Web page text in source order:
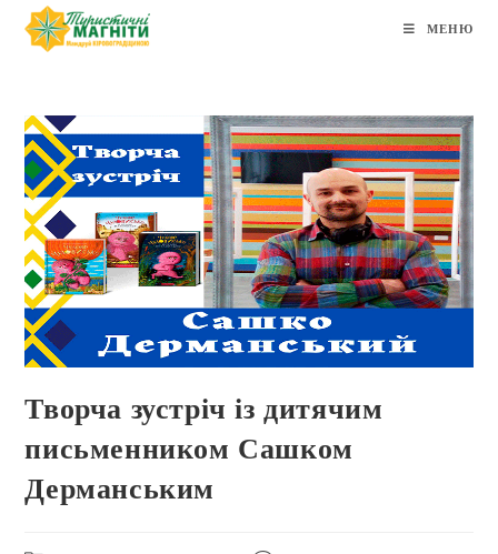
МЕНЮ
Творча зустріч із дитячим
письменником Сашком
Дерманським